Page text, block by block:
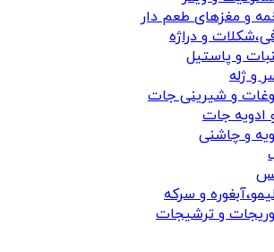
و مغزهای طعم دار
و دراژه
و پاستیل
و ژله
و شیرینی جات
ادویه جات
و چاشنی
و سرکه
و ترشیجات